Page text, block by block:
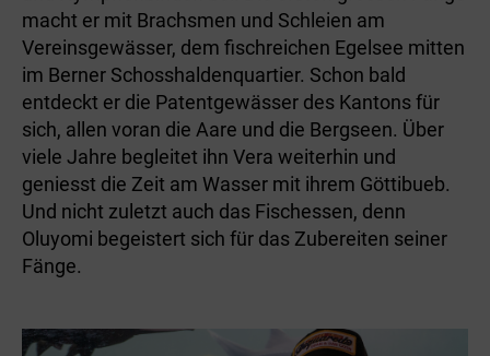
macht er mit Brachsmen und Schleien am
Vereinsgewässer, dem fischreichen Egelsee mitten
im Berner Schosshaldenquartier. Schon bald
entdeckt er die Patentgewässer des Kantons für
sich, allen voran die Aare und die Bergseen. Über
viele Jahre begleitet ihn Vera weiterhin und
geniesst die Zeit am Wasser mit ihrem Göttibueb.
Und nicht zuletzt auch das Fischessen, denn
Oluyomi begeistert sich für das Zubereiten seiner
Fänge.